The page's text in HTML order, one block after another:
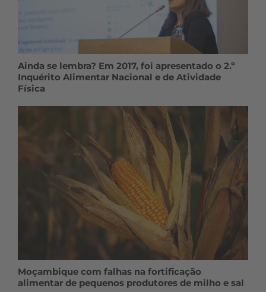
Ainda se lembra? Em 2017, foi apresentado o 2.º
Inquérito Alimentar Nacional e de Atividade
Física
Moçambique com falhas na fortificação
alimentar de pequenos produtores de milho e sal